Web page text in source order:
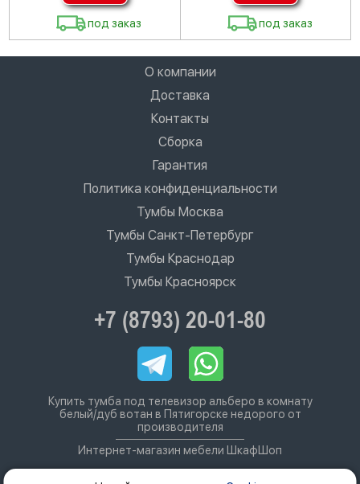
под заказ под заказ
О компании
Доставка
Контакты
Сборка
Гарантия
Политика конфиденциальности
Тумбы Москва
Тумбы Санкт-Петербург
Тумбы Краснодар
Тумбы Красноярск
+7 (8793) 20-01-80
Купить тумба под телевизор альберо в комнату
белый/дуб вотан в Пятигорске недорого от
производителя
Интернет-магазин мебели ШкафШоп